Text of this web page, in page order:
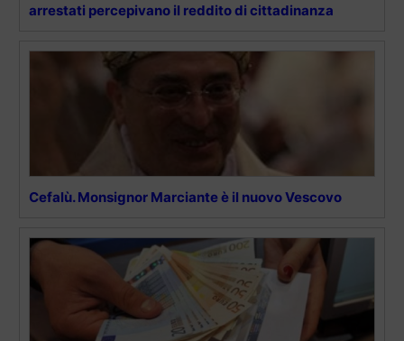
arrestati percepivano il reddito di cittadinanza
Cefalù. Monsignor Marciante è il nuovo Vescovo